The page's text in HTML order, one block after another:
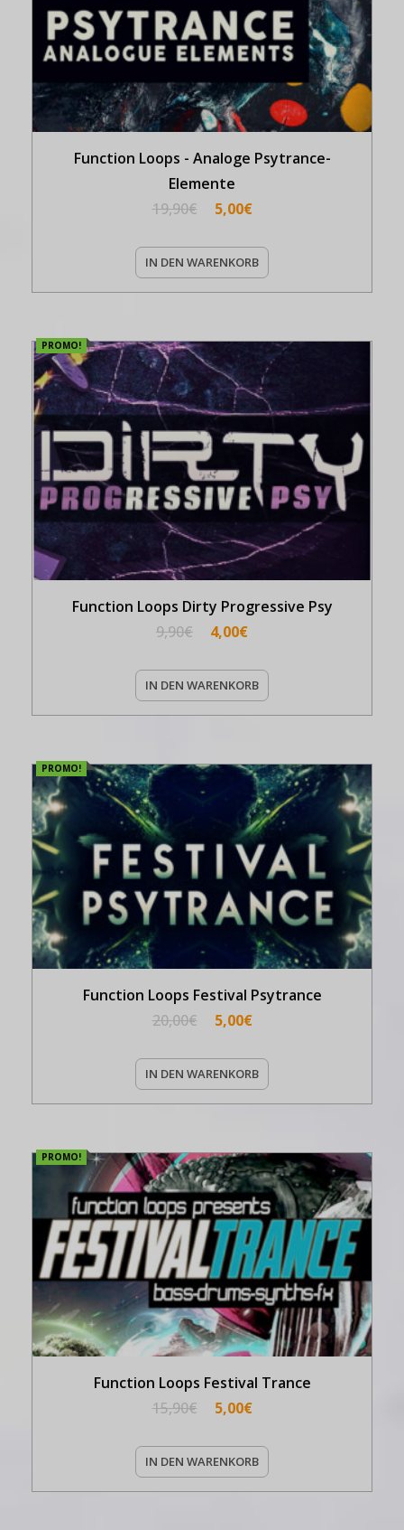
Function Loops - Analoge Psytrance-
Elemente
19,90€ 5,00€
IN DEN WARENKORB
PROMO!
Function Loops Dirty Progressive Psy
9,90€ 4,00€
IN DEN WARENKORB
PROMO!
Function Loops Festival Psytrance
20,00€ 5,00€
IN DEN WARENKORB
PROMO!
Function Loops Festival Trance
15,90€ 5,00€
IN DEN WARENKORB